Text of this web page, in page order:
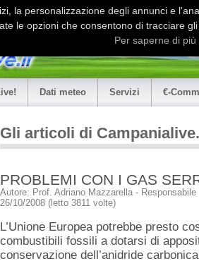
Dati meteo Servizi €-
Gli articoli di
PROBLEMI CON I GAS
Autore: Prof. Adriano Mazzarella -
26/10/2008 (letto 3811 volte)
L’Unione Europea potrebbe presto
combustibili fossili a dotarsi di
conservazione dell’anidride
la personalizzazione degli annunci e
le opzioni che consentono di tracciare
Per saperne di più